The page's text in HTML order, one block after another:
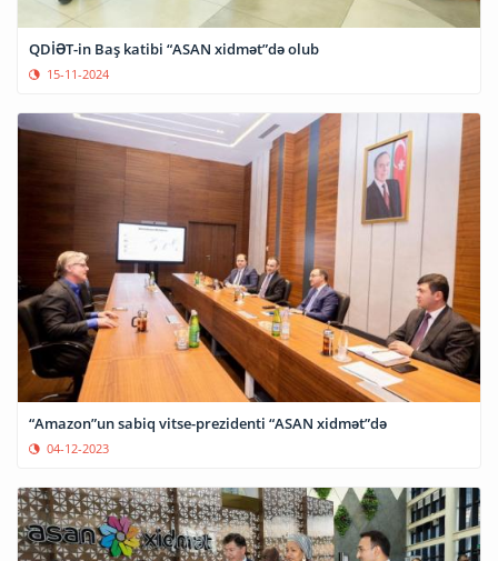
QDİƏT-in Baş katibi “ASAN xidmət”də olub
15-11-2024
“Amazon”un sabiq vitse-prezidenti “ASAN xidmət”də
04-12-2023